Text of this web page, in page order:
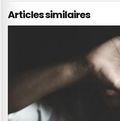
Articles similaires